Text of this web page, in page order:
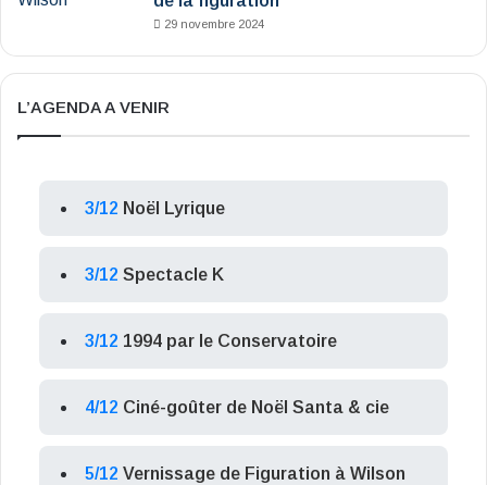
29 novembre 2024
L’AGENDA A VENIR
3/12 Noël Lyrique
3/12 Spectacle K
3/12 1994 par le Conservatoire
4/12 Ciné-goûter de Noël Santa & cie
5/12 Vernissage de Figuration à Wilson